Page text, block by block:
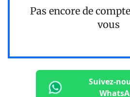
Pas encore de
vous
Suivez-